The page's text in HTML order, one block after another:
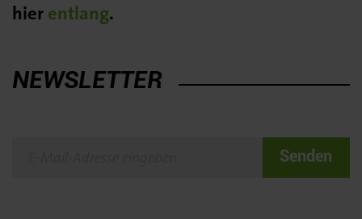
hier entlang.
NEWSLETTER
Senden